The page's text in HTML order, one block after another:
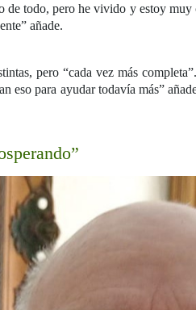
de todo, pero he vivido y estoy
añade.
pero “cada vez más
eso para ayudar todavía más”